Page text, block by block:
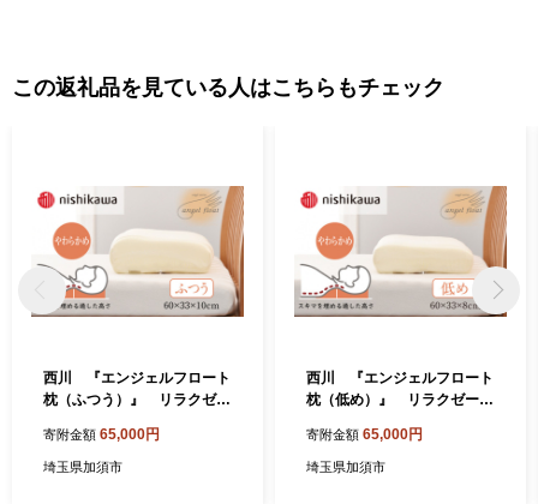
この返礼品を見ている人はこちらもチェック
西川 『エンジェルフロート
枕（ふつう）』 リラクゼー
ら】寝具 肩こり いびき 仰向
け 横向き寝 横寝 寝返り 不眠
寄附金額 65,000円
埼玉県加須市
西川 『エンジェルフロート
枕（低め）』 リラクゼーシ
寝具 肩こり いびき 仰向け 横
向き寝 横寝 寝返り 不眠症 不
寄附金額 65,000円
埼玉県加須市